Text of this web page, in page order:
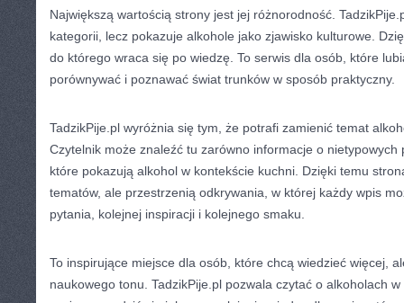
Największą wartością strony jest jej różnorodność.
kategorii, lecz pokazuje alkohole jako zjawisko kulturowe.
do którego wraca się po wiedzę. To serwis dla osób, które
porównywać i poznawać świat trunków w sposób praktyczny.
TadzikPije.pl wyróżnia się tym, że potrafi zamienić temat
Czytelnik może znaleźć tu zarówno informacje o nietypowych
które pokazują alkohol w kontekście kuchni. Dzięki temu
tematów, ale przestrzenią odkrywania, w której każdy wpis
pytania, kolejnej inspiracji i kolejnego smaku.
To inspirujące miejsce dla osób, które chcą wiedzieć więcej,
naukowego tonu. TadzikPije.pl pozwala czytać o alkoholach